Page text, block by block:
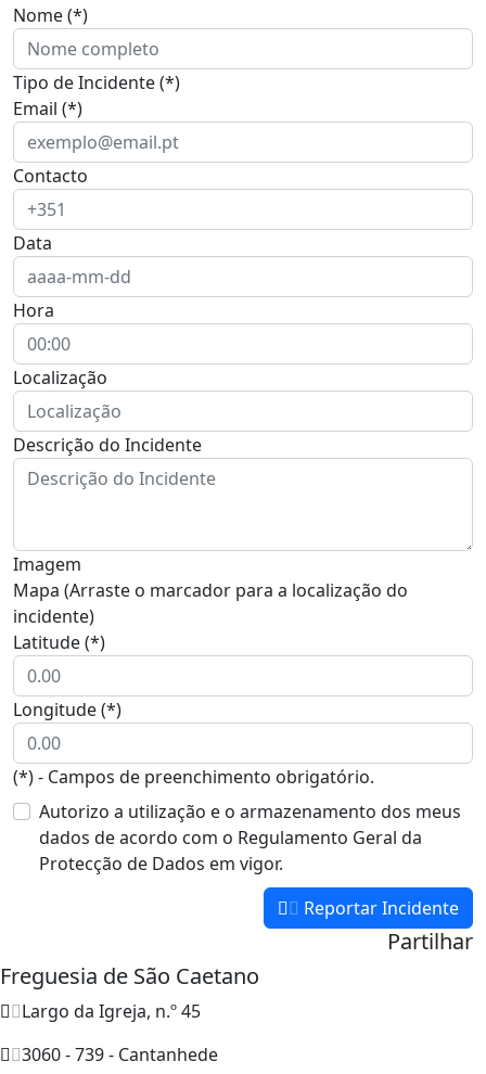
Nome (*)
Tipo de Incidente (*)
Email (*)
Contacto
Data
Hora
Localização
Descrição do Incidente
Imagem
Mapa (Arraste o marcador para a localização do
incidente)
Latitude (*)
Longitude (*)
(*) - Campos de preenchimento obrigatório.
Autorizo a utilização e o armazenamento dos meus
dados de acordo com o Regulamento Geral da
Protecção de Dados em vigor.
Reportar Incidente
Partilhar
Freguesia de São Caetano
Largo da Igreja, n.º 45
3060 - 739 - Cantanhede